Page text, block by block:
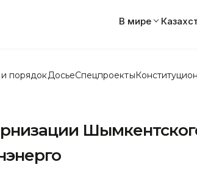
В мире
порядок ДосьеСпецпроекты